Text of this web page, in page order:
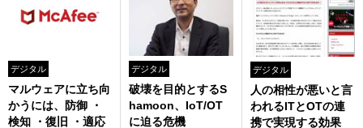
デジタル
マルウェアに立ち向
かうには、防御 ・
検知 ・復旧 ・適応
デジタル
破壊を目的とするS
hamoon、IoT/OT
に迫る危機
デジタル
人の相性が悪いと言
われるITとOTの連
携で実現する効果